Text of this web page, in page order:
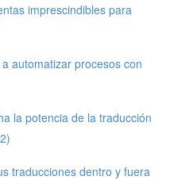
imprescindibles para
automatizar procesos con
la potencia de la traducción
traducciones dentro y fuera